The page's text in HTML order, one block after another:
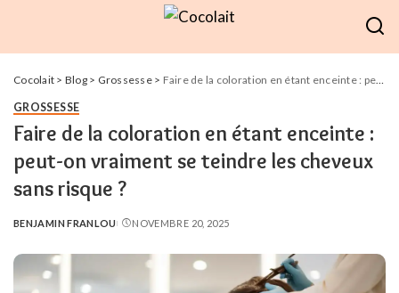
Cocolait > Blog> Grossesse> Faire de la coloration en étant enceinte : peut-on vraiment se teindre les cheveux sans risque ?
GROSSESSE
Faire de la coloration en étant enceinte :
peut-on vraiment se teindre les cheveux
sans risque ?
POSTED
BENJAMIN FRANLOU NOVEMBRE 20, 2025